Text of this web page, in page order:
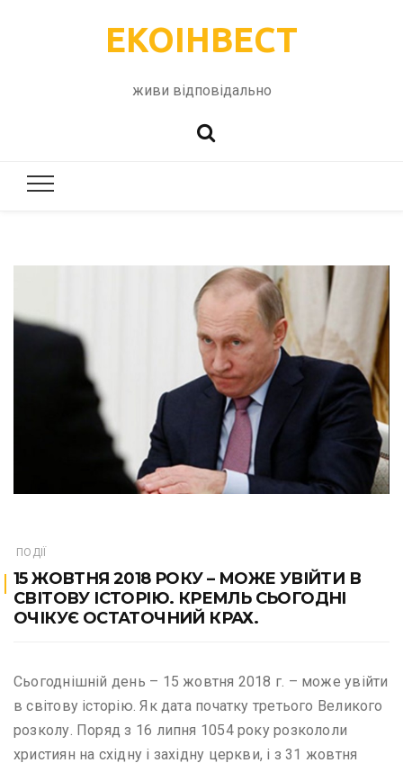
ЕКОІНВЕСТ
живи відповідально
ПОДІЇ
15 ЖОВТНЯ 2018 РОКУ – МОЖЕ УВІЙТИ В
СВІТОВУ ІСТОРІЮ. КРЕМЛЬ СЬОГОДНІ
ОЧІКУЄ ОСТАТОЧНИЙ КРАХ.
Сьогоднішній день – 15 жовтня 2018 г. – може увійти
в світову історію. Як дата початку третього Великого
розколу. Поряд з 16 липня 1054 року розкололи
християн на східну і західну церкви, і з 31 жовтня